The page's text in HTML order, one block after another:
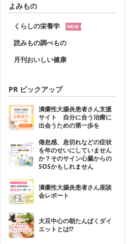
よみもの
くらしの栄養学
読みもの調べもの
月刊おいしい健康
PR ピックアップ
潰瘍性大腸炎患者さん支援
サイト 自分に合う治療に
出会うための第一歩を
倦怠感、息切れなどの症状
を年のせいにしていません
か？そのサイン心臓からの
SOSかもしれません
潰瘍性大腸炎患者さん座談
会レポート
大豆中心の朝たんぱくダイ
エットとは!?